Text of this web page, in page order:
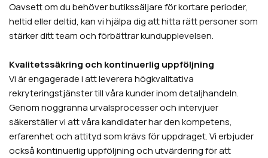
Oavsett om du behöver butikssäljare för kortare perioder,
heltid eller deltid, kan vi hjälpa dig att hitta rätt personer som
stärker ditt team och förbättrar kundupplevelsen.
Kvalitetssäkring och kontinuerlig uppföljning
Vi är engagerade i att leverera högkvalitativa
rekryteringstjänster till våra kunder inom detaljhandeln.
Genom noggranna urvalsprocesser och intervjuer
säkerställer vi att våra kandidater har den kompetens,
erfarenhet och attityd som krävs för uppdraget. Vi erbjuder
också kontinuerlig uppföljning och utvärdering för att